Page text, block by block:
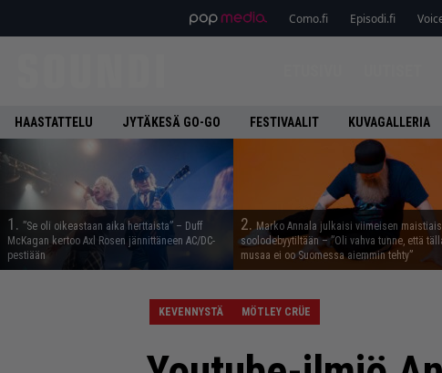
Como.fi Episodi.fi
HAASTATTELU JYTÄKESÄ GO-GO FESTIVAALIT KUVAGALLERIA
1. ”Se oli oikeastaan aika herttaista” – Duff
McKagan kertoo Axl Rosen jännittäneen AC/DC-
pestiään
2. Marko Annala julkaisi viimeisen
soolodebyytiltään – ”Oli vahva tunne, että
musaa ei oo Suomessa aiemmin tehty”
KEVENNYSTÄ MÖTLEY CRÜE